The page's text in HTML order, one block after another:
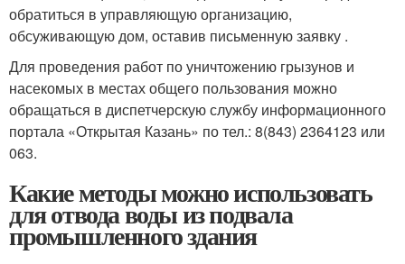
обратиться в управляющую организацию,
обсуживающую дом, оставив письменную заявку .
Для проведения работ по уничтожению грызунов и
насекомых в местах общего пользования можно
обращаться в диспетчерскую службу информационного
портала «Открытая Казань» по тел.: 8(843) 2364123 или
063.
Какие методы можно использовать
для отвода воды из подвала
промышленного здания